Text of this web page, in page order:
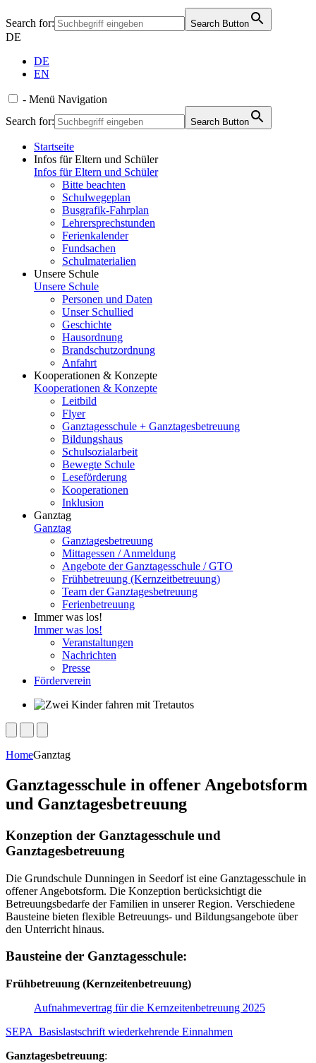
Search for: Search Button
DE
DE
EN
- Menü Navigation
Search for:
Search Button
Startseite
Infos für Eltern und Schüler
Infos für Eltern und Schüler
Bitte beachten
Schulwegeplan
Busgrafik-Fahrplan
Lehrersprechstunden
Ferienkalender
Fundsachen
Schulmaterialien
Unsere Schule
Unsere Schule
Personen und Daten
Unser Schullied
Geschichte
Hausordnung
Brandschutzordnung
Anfahrt
Kooperationen & Konzepte
Kooperationen & Konzepte
Leitbild
Flyer
Ganztagesschule + Ganztagesbetreuung
Bildungshaus
Schulsozialarbeit
Bewegte Schule
Leseförderung
Kooperationen
Inklusion
Ganztag
Ganztag
Ganztagesbetreuung
Mittagessen / Anmeldung
Angebote der Ganztagesschule / GTO
Frühbetreuung (Kernzeitbetreuung)
Team der Ganztagesbetreuung
Ferienbetreuung
Immer was los!
Immer was los!
Veranstaltungen
Nachrichten
Presse
Förderverein
HomeGanztag
Ganztagesschule in offener Angebotsform
und Ganztagesbetreuung
Konzeption der Ganztagesschule und
Ganztagesbetreuung
Die Grundschule Dunningen in Seedorf ist eine Ganztagesschule in
offener Angebotsform. Die Konzeption berücksichtigt die
Betreuungsbedarfe der Familien in unserer Region. Verschiedene
Bausteine bieten flexible Betreuungs- und Bildungsangebote über
den Unterricht hinaus.
Bausteine der Ganztagesschule:
Frühbetreuung (Kernzeitenbetreuung)
Aufnahmevertrag für die Kernzeitenbetreuung 2025
SEPA_Basislastschrift wiederkehrende Einnahmen
Ganztagesbetreuung: